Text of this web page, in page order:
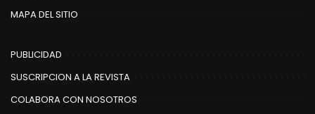
MAPA DEL SITIO
PUBLICIDAD
SUSCRIPCION A LA REVISTA
COLABORA CON NOSOTROS